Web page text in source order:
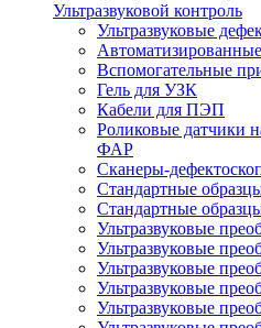
Ультразвуковой контроль
Ультразвуковые
Вспомогательные
Гель для УЗК
Кабели для ПЭП
Роликовые датчики
ФАР
Сканеры-
Стандартные
Стандартные
Ультразвуковые
Ультразвуковые
Ультразвуковые
Ультразвуковые
Ультразвуковые